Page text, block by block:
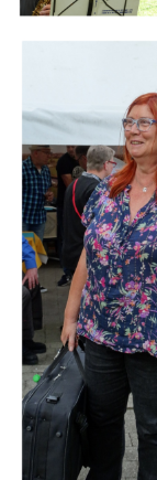
Branding